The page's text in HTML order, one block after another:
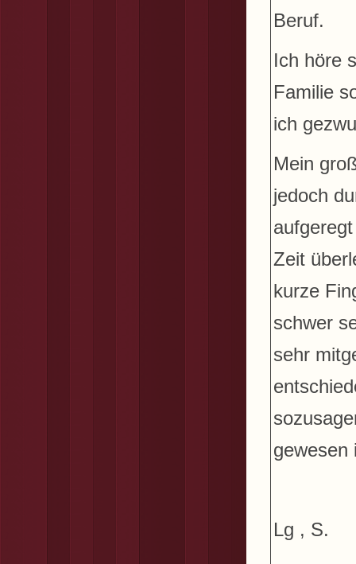
Beruf.
Ich höre
Familie
ich
Mein
jedoch
Zeit
kurze
schwer
sehr
gewesen
Lg , S.